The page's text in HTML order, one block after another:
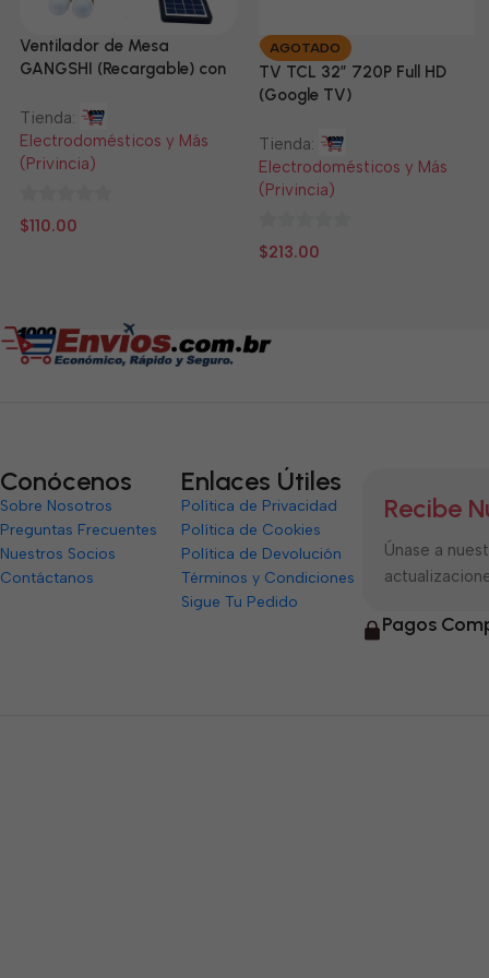
Ventilador de Mesa
GANGSHI (Recargable) con
Tienda:
Electrodomésticos y Más
(Privincia)
0
$110.00
AGOTADO
TV TCL 32” 720P Full HD
(Google TV)
Tienda:
Electrodomésticos y Más
(Privincia)
0
$213.00
Conócenos
Sobre Nosotros
Preguntas Frecuentes
Nuestros Socios
Contáctanos
Enlaces Útiles
Política de Privacidad
Política de Cookies
Política de Devolución
Términos y Condiciones
Sigue Tu Pedido
Recibe
Únase a
Pagos